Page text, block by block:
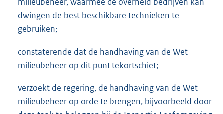
milieubeheer, waarmee de overheid bedrijven kan
dwingen de best beschikbare technieken te
gebruiken;
constaterende dat de handhaving van de Wet
milieubeheer op dit punt tekortschiet;
verzoekt de regering, de handhaving van de Wet
milieubeheer op orde te brengen, bijvoorbeeld door